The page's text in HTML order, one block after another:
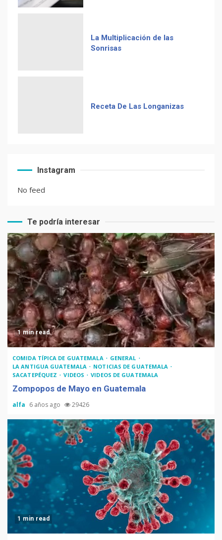
Receta De Las Longanizas
Frases guatemaltecas
Recetas de Tamales Rojos o
Tamales Colorados
Recetas del fiambre
guatemalteco
Adiós Cédula de Vecindad
Sonrisas
Instagram
No feed
Te podría interesar
1 min read
COMIDA TÍPICA DE GUATEMALA
GENERAL
LA ANTIGUA GUATEMALA
NOTICIAS DE GUATEMALA
SACATEPÉQUEZ
VIDEOS VIDEOS DE GUATEMALA
Zompopos de Mayo en Guatemala
alfa 6 años ago 29426
1 min read